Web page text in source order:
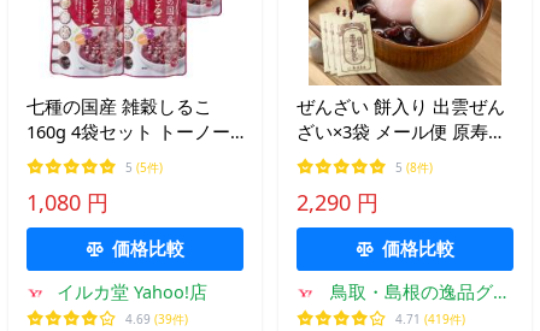
七種の国産 雑穀しるこ
160g 4袋セット トーノー
東海農産 国産原料
5 (5件)
1,080 円
価格比較
イルカ堂 Yahoo!店
4.69 (39件)
ぜんざい 餅入り 出雲ぜん
ざい×3袋 メール便 原寿園
神在餅(じんざいもち)
5 (8件)
2,290 円
価格比較
鳥取・島根の逸品グル
メ いずも庵 ヤフー店
4.71 (419件)